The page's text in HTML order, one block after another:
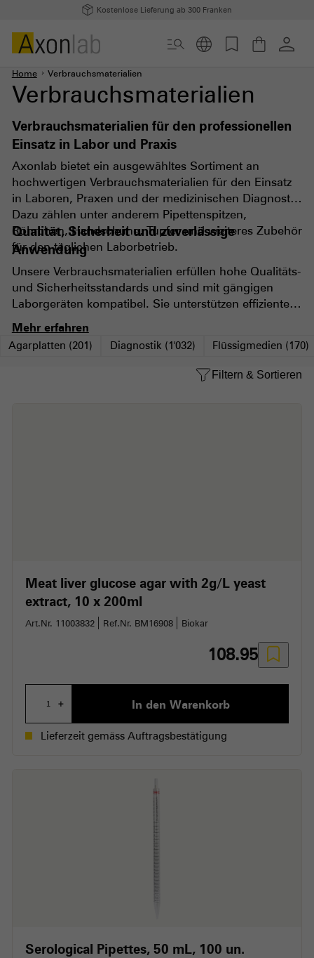
Kostenlose Lieferung ab 300 Franken
Home Verbrauchsmaterialien
Verbrauchsmaterialien
Verbrauchsmaterialien für den professionellen
Einsatz in Labor und Praxis
Axonlab bietet ein ausgewähltes Sortiment an
hochwertigen Verbrauchsmaterialien für den Einsatz
in Laboren, Praxen und der medizinischen Diagnostik.
Dazu zählen unter anderem Pipettenspitzen,
Röhrchen, Handschuhe, Tupfer und weiteres Zubehör
für den täglichen Laborbetrieb.
Qualität, Sicherheit und zuverlässige
Anwendung
Unsere Verbrauchsmaterialien erfüllen hohe Qualitäts-
und Sicherheitsstandards und sind mit gängigen
Laborgeräten kompatibel. Sie unterstützen effiziente
Routine- und Spezialanwendungen.
Mehr erfahren
Agarplatten (201) Diagnostik (1'032) Flüssigmedien (170)
Filtern & Sortieren
Meat liver glucose agar with 2g/L yeast
extract 10 x 200ml
Art.Nr. 11003832 Ref.Nr. BM16908 Biokar
108.95
+ In den Warenkorb
Lieferzeit gemäss Auftragsbestätigung
Serological Pipettes 50 mL, 100 un.